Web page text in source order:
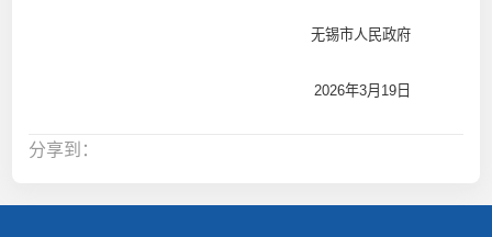
无锡市人民政府
2026年3月19日
分享到：